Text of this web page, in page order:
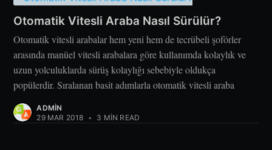
Otomatik Vitesli Araba Nasıl Sürülür?
Otomatik vitesli arabalar hem yeni hem de tecrübeli şoförler
arasında manüel vitesli arabalara göre kullanımda kolaylık ve
uzun yolculuklarda sürüş kolaylığı sebebiyle oldukça
popülerdir. Sıralanan basit adımlarla otomatik vitesli araba
ADMIN
29 MAR 2018 • 3 MIN READ